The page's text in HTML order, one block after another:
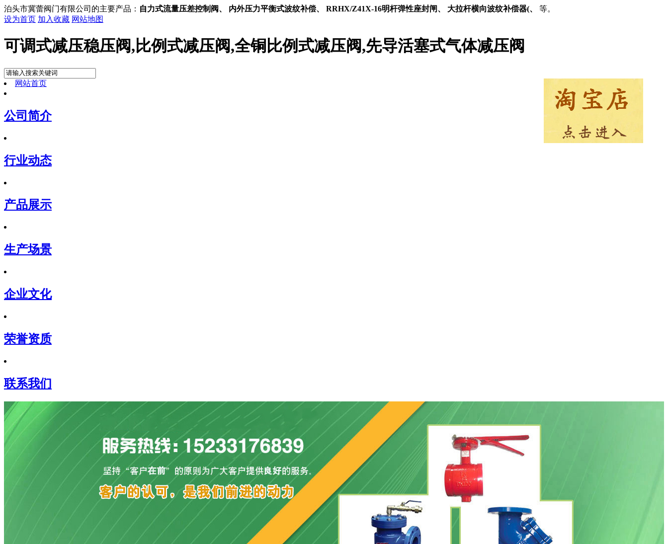
泊头市冀蕾阀门有限公司的主要产品： 自力式流量压差控制阀、 内外压力平衡式波纹补偿、 RRHX/Z41X-16明杆弹性座封闸、 大拉杆横向波纹补偿器(、 等。
设为首页 加入收藏 网站地图
可调式减压稳压阀,比例式减压阀,全铜比例式减压阀,先导活塞式气体减压阀
网站首页
公司简介
行业动态
产品展示
生产场景
企业文化
荣誉资质
联系我们